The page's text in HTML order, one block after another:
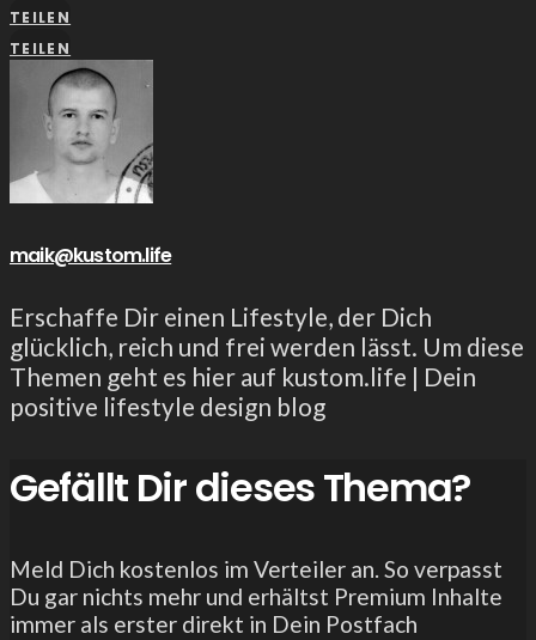
TEILEN
TEILEN
maik@kustom.life
Erschaffe Dir einen Lifestyle, der Dich
glücklich, reich und frei werden lässt. Um diese
Themen geht es hier auf kustom.life | Dein
positive lifestyle design blog
Gefällt Dir dieses Thema?
Meld Dich kostenlos im Verteiler an. So verpasst
Du gar nichts mehr und erhältst Premium Inhalte
immer als erster direkt in Dein Postfach